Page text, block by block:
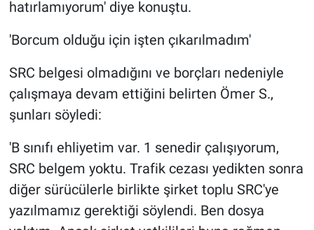
hatırlamıyorum' diye konuştu.
'Borcum olduğu için işten çıkarılmadım'
SRC belgesi olmadığını ve borçları nedeniyle
çalışmaya devam ettiğini belirten Ömer S.,
şunları söyledi:
'B sınıfı ehliyetim var. 1 senedir çalışıyorum,
SRC belgem yoktu. Trafik cezası yedikten sonra
diğer sürücülerle birlikte şirket toplu SRC'ye
yazılmamız gerektiği söylendi. Ben dosya